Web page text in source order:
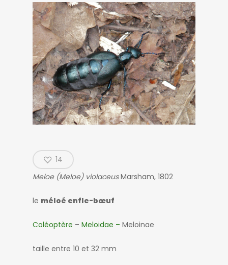
14
Meloe (Meloe) violaceusMarsham, 1802
le méloé enfle-bœuf
Coléoptère – Meloidae – Meloinae
taille entre 10 et 32 mm